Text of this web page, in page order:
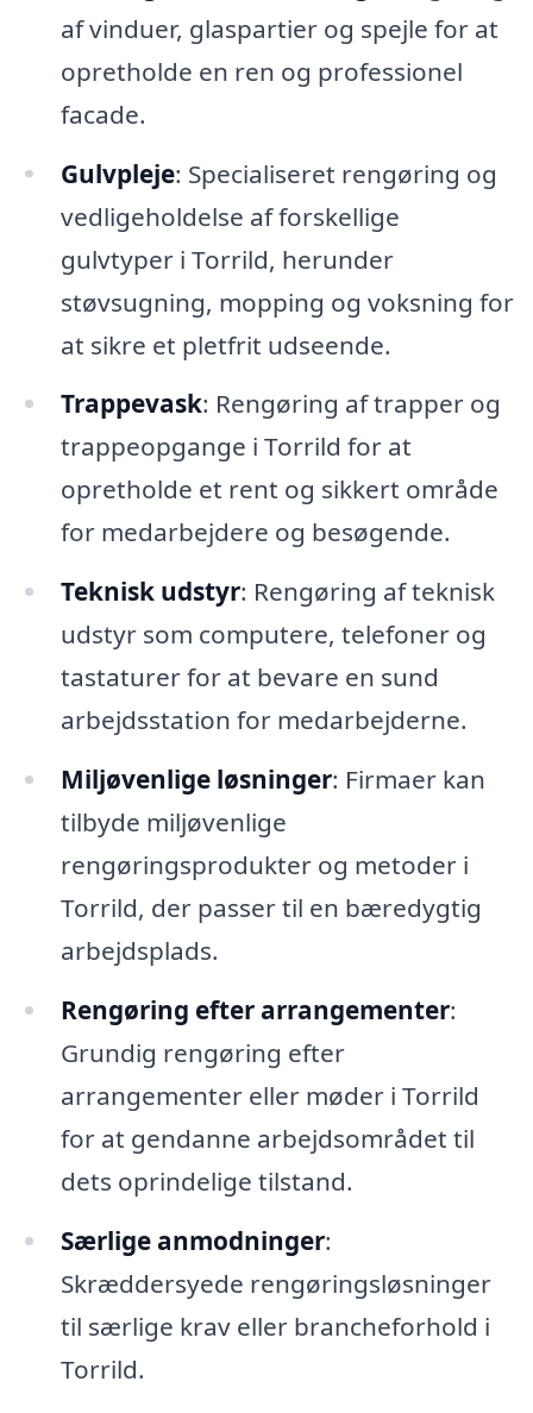
af vinduer, glaspartier og spejle for at
opretholde en ren og professionel
facade.
Gulvpleje: Specialiseret rengøring og
vedligeholdelse af forskellige
gulvtyper i Torrild, herunder
støvsugning, mopping og voksning for
at sikre et pletfrit udseende.
Trappevask: Rengøring af trapper og
trappeopgange i Torrild for at
opretholde et rent og sikkert område
for medarbejdere og besøgende.
Teknisk udstyr: Rengøring af teknisk
udstyr som computere, telefoner og
tastaturer for at bevare en sund
arbejdsstation for medarbejderne.
Miljøvenlige løsninger: Firmaer kan
tilbyde miljøvenlige
rengøringsprodukter og metoder i
Torrild, der passer til en bæredygtig
arbejdsplads.
Rengøring efter arrangementer:
Grundig rengøring efter
arrangementer eller møder i Torrild
for at gendanne arbejdsområdet til
dets oprindelige tilstand.
Særlige anmodninger:
Skræddersyede rengøringsløsninger
til særlige krav eller brancheforhold i
Torrild.